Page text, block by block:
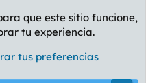
que este sitio funcione,
tu experiencia.
tus preferencias